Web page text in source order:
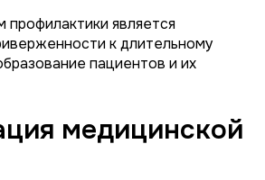
является
к длительному
пациентов и их
медицинской